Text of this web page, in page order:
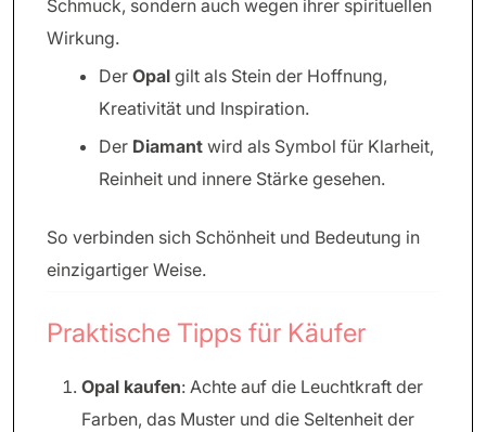
Schmuck, sondern auch wegen ihrer spirituellen
Wirkung.
Der Opal gilt als Stein der Hoffnung,
Kreativität und Inspiration.
Der Diamant wird als Symbol für Klarheit,
Reinheit und innere Stärke gesehen.
So verbinden sich Schönheit und Bedeutung in
einzigartiger Weise.
Praktische Tipps für Käufer
Opal kaufen: Achte auf die Leuchtkraft der
Farben, das Muster und die Seltenheit der